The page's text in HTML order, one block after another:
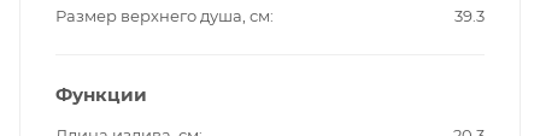
Размер верхнего душа, см
39.3
Функции